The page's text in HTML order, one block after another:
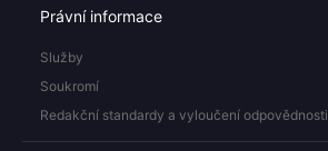
Právní informace
Služby
Soukromí
Redakční standardy a vyloučení odpovědnosti